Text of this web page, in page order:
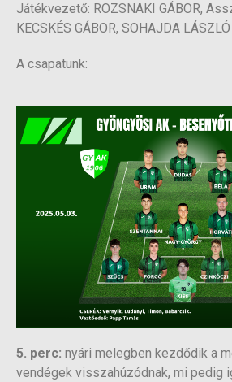
Játékvezető: ROZSNAKI GÁBOR,
KECSKÉS GÁBOR, SOHAJDA LÁSZLÓ
A csapatunk:
5. perc: nyári melegben kezdődik a
vendégek visszahúzódnak, mi pedig